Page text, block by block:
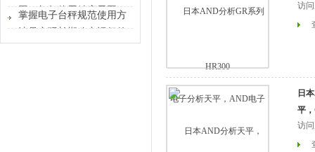
平，如何使用精密天平
掌握电子台秤规范使用方
法是实现长期稳定运行的
访
日
平
访